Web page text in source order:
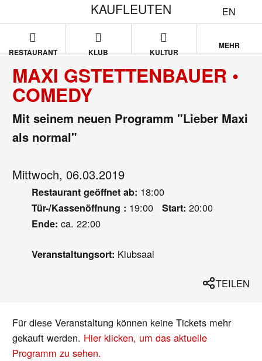
EN
KAUFLEUTEN
RESTAURANT KLUB KULTUR
MEHR
MAXI GSTETTENBAUER •
COMEDY
Mit seinem neuen Programm "Lieber Maxi
als normal"
Mittwoch, 06.03.2019
Restaurant geöffnet ab: 18:00
Tür-/Kassenöffnung : 19:00 Start: 20:00
Ende: ca. 22:00
Veranstaltungsort: Klubsaal
TEILEN
Für diese Veranstaltung können keine Tickets mehr
gekauft werden. Hier klicken, um das aktuelle
Programm zu sehen.